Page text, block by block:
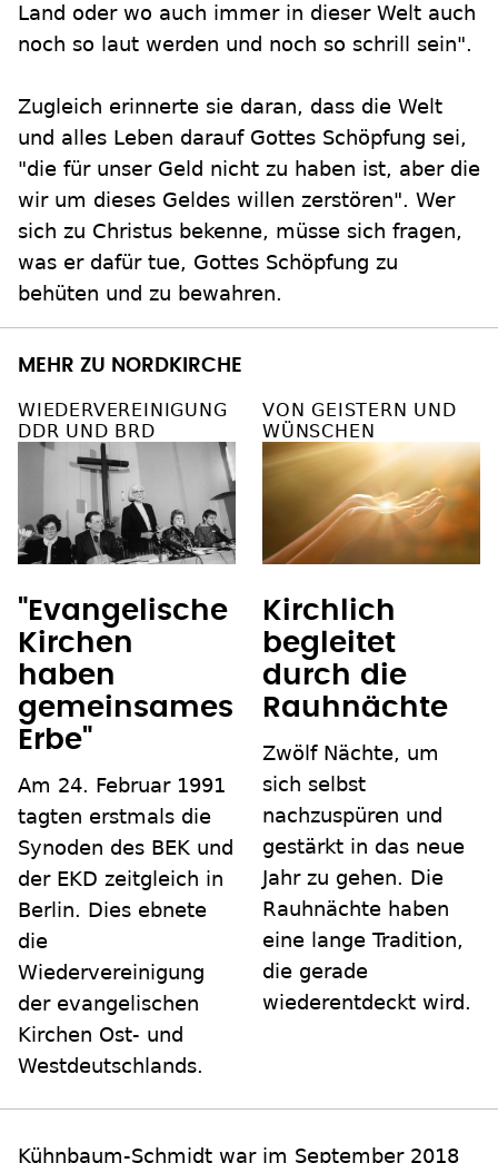
Land oder wo auch immer in dieser Welt auch
noch so laut werden und noch so schrill sein".
Zugleich erinnerte sie daran, dass die Welt
und alles Leben darauf Gottes Schöpfung sei,
"die für unser Geld nicht zu haben ist, aber die
wir um dieses Geldes willen zerstören". Wer
sich zu Christus bekenne, müsse sich fragen,
was er dafür tue, Gottes Schöpfung zu
behüten und zu bewahren.
MEHR ZU NORDKIRCHE
WIEDERVEREINIGUNG
DDR UND BRD
"Evangelische
Kirchen
haben
gemeinsames
Erbe"
Am 24. Februar 1991
tagten erstmals die
Synoden des BEK und
der EKD zeitgleich in
Berlin. Dies ebnete
die
Wiedervereinigung
der evangelischen
Kirchen Ost- und
Westdeutschlands.
VON GEISTERN UND
WÜNSCHEN
Kirchlich
begleitet
durch die
Rauhnächte
Zwölf Nächte, um
sich selbst
nachzuspüren und
gestärkt in das neue
Jahr zu gehen. Die
Rauhnächte haben
eine lange Tradition,
die gerade
wiederentdeckt wird.
Kühnbaum-Schmidt war im September 2018